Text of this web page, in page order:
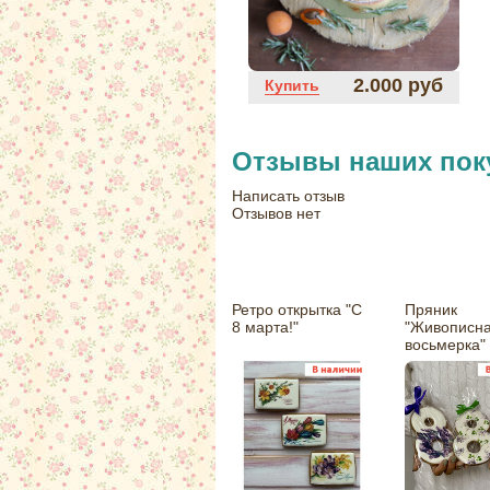
Купить 2.000 руб
Отзывы наших
Написать отзыв
Отзывов нет
Ретро открытка "С
8 марта!"
Пряник
восьмерка"